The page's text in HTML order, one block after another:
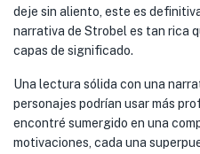
deje sin aliento, este es
narrativa de Strobel es tan rica
capas de significado.
Una lectura sólida con una
personajes podrían usar más
encontré sumergido en una
motivaciones, cada una